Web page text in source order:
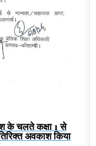
के चलते कक्षा 1 से
अवकाश किया